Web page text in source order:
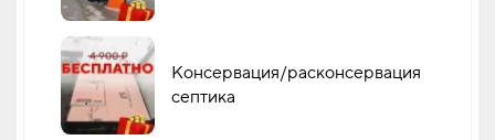
Консервация/расконсервация
септика